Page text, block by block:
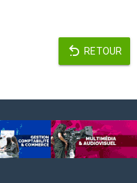
RETOUR